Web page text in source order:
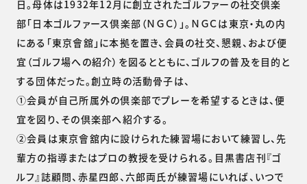
日。母体は1932年12月に創立されたゴルファーの社交倶楽
部「日本ゴルファース倶楽部（ＮＧＣ）」。ＮＧＣは東京・丸の内
にある「東京會舘」に本拠を置き、会員の社交、懇親、および便
宜（ゴルフ場への紹介）を図るとともに、ゴルフの普及を目的と
する団体だった。創立時の活動骨子は、
①会員が自己所属外の倶楽部でプレーを希望するときは、便
宜を図り、その倶楽部へ紹介する。
②会員は東京會舘内に設けられた練習場において練習し、先
輩方の指導またはプロの教授を受けられる。目黒書店刊『ゴ
ルフ』誌顧問、赤星四郎、六郎両氏が練習場にいれば、いつで